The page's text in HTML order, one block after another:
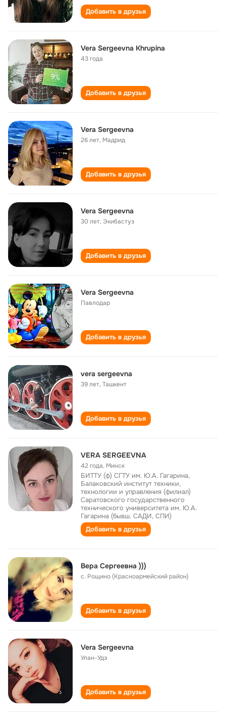
Добавить в друзья
Vera Sergeevna Khrupina
43 года
Добавить в друзья
Vera Sergeevna
26 лет, Мадрид
Добавить в друзья
Vera Sergeevna
30 лет, Экибастуз
Добавить в друзья
Vera Sergeevna
Павлодар
Добавить в друзья
vera sergeevna
39 лет,Ташкент
Добавить в друзья
VERA SERGEEVNA
42 года, Минск
БИТТУ (ф) СГТУ им. Ю.А. Гагарина,
Балаковский институт техники,
технологии и управления (филиал)
Саратовского государственного
технического университета им. Ю.А.
Гагарина (бывш. САДИ, СПИ)
Добавить в друзья
Вера Сергеевна )))
с. Рощино (Красноармейский район)
Добавить в друзья
Vera Sergeevna
Улан-Удэ
Добавить в друзья